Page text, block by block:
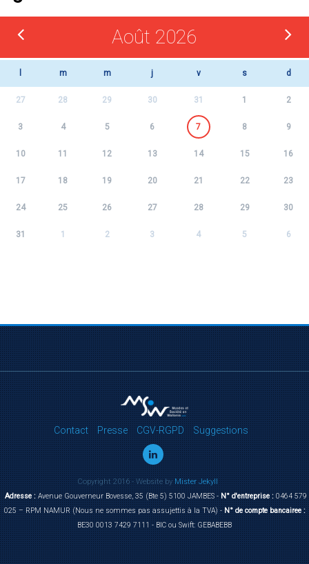
Août 2026
m m j v s d
27 28 29 30 31 1 2
3 4 5 6 7 8 9
10 11 12 13 14 15 16
17 18 19 20 21 22 23
24 25 26 27 28 29 30
31 1 2 3 4 5 6
Contact Presse CGV-RGPD Suggestions
Copyright 2016 - Website byMister Jekyll
Adresse :Avenue Gouverneur Bovesse, 35 (Bte 5) 5100 JAMBES -N° d'entreprise :0464 579
025 – RPM NAMUR (Nous ne sommes pas assujettis à la TVA) -N° de compte bancairee :
BE30 0013 7429 7111 - BIC ou Swift: GEBABEBB